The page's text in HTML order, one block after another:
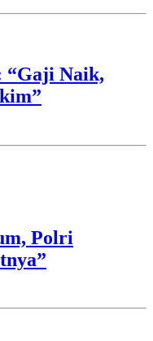
“Gaji Naik,
Polri